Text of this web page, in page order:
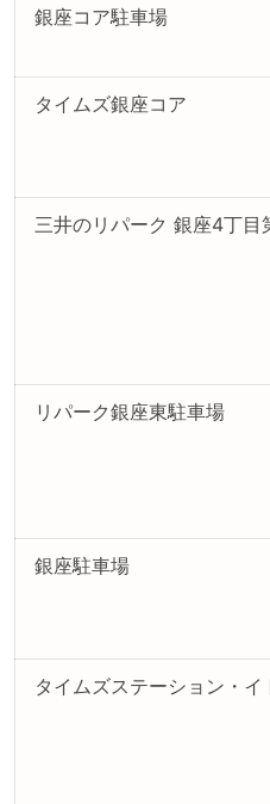
銀座コア駐車場
タイムズ銀座コア
三井のリパーク 銀座4丁目
リパーク銀座東駐車場
銀座駐車場
タイムズステーション・イ